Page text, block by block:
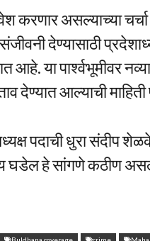
असल्याच्या चर्चा
देण्यासाठी
या पार्श्वभूमीवर
आल्याची
पदाची धुरा संदीप
घडेल हे सांगणे कठीण